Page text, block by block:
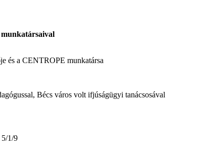
munkatársaival
és a CENTROPE munkatársa
Bécs város volt ifjúságügyi tanácsosával
1/9